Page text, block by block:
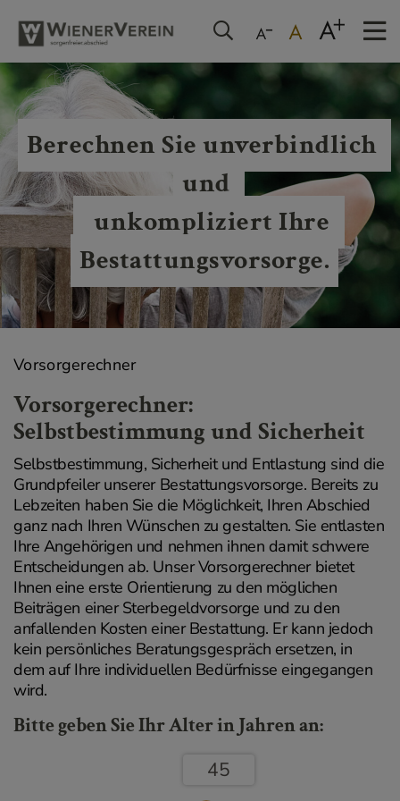
Berechnen Sie unverbindlich
und
Bestattungsvorsorge.
Vorsorgerechner
Vorsorgerechner:
Selbstbestimmung und Sicherheit
Selbstbestimmung, Sicherheit und Entlastung sind die
Grundpfeiler unserer Bestattungsvorsorge. Bereits zu
Lebzeiten haben Sie die Möglichkeit, Ihren Abschied
ganz nach Ihren Wünschen zu gestalten. Sie entlasten
Ihre Angehörigen und nehmen ihnen damit schwere
Entscheidungen ab. Unser Vorsorgerechner bietet
Ihnen eine erste Orientierung zu den möglichen
Beiträgen einer Sterbegeldvorsorge und zu den
anfallenden Kosten einer Bestattung. Er kann jedoch
kein persönliches Beratungsgespräch ersetzen, in
dem auf Ihre individuellen Bedürfnisse eingegangen
wird.
Bitte geben Sie Ihr Alter in Jahren an:
45